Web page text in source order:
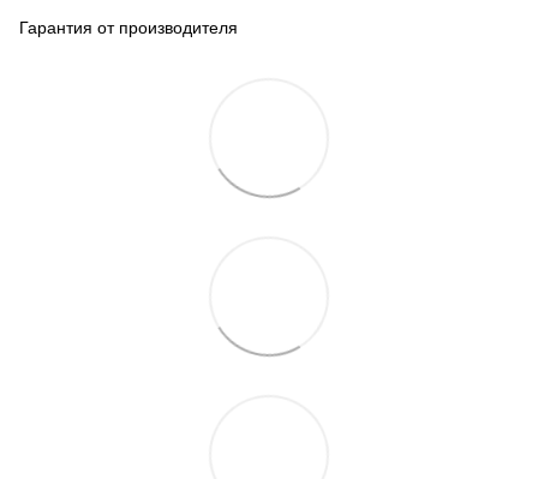
Гарантия от производителя